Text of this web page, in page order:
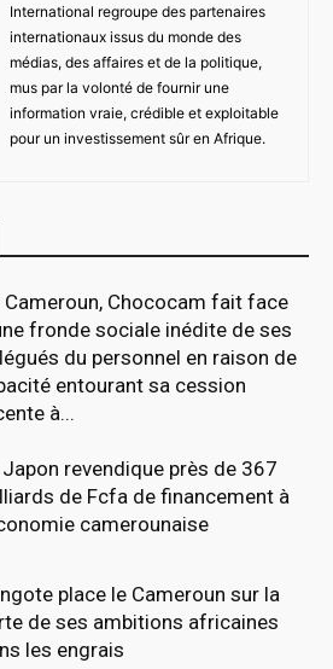
International regroupe des partenaires
internationaux issus du monde des
médias, des affaires et de la politique,
mus par la volonté de fournir une
information vraie, crédible et exploitable
pour un investissement sûr en Afrique.
Cameroun, Chococam fait face
fronde sociale inédite de ses
du personnel en raison de
entourant sa cession
à...
Japon revendique près de 367
de Fcfa de financement à
camerounaise
place le Cameroun sur la
de ses ambitions africaines
les engrais